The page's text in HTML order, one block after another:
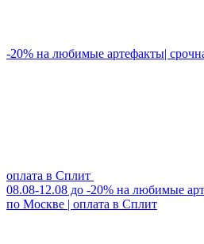
-20% на любимые артефакты|
оплата в Сплит
08.08-12.08 до -20% на любимые
по Москве | оплата в Сплит